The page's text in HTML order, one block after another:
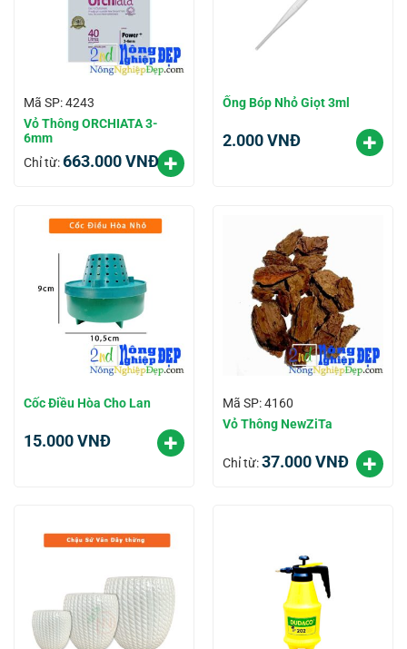
Mã SP: 4243
Vỏ Thông ORCHIATA 3-
6mm
Chỉ từ:663.000VNĐ
Ống Bóp Nhỏ Giọt 3ml
2.000VNĐ
Cốc Điều Hòa Cho Lan
15.000VNĐ
Mã SP: 4160
Vỏ Thông NewZiTa
Chỉ từ:37.000VNĐ